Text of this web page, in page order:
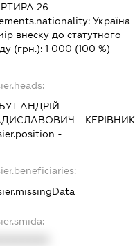
26
Україна
внеску до статутного
(грн.): 1 000 (100 %)
АНДРІЙ
- КЕРІВНИК
-